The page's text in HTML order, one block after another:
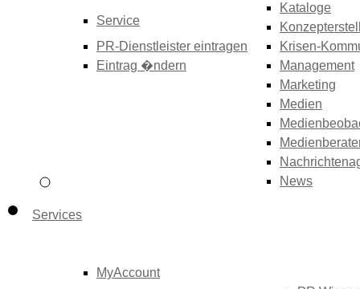
Service
PR-Dienstleister eintragen
Eintrag �ndern
Kataloge
Krisen-
Management
Marketing
Medien
News
Services
MyAccount